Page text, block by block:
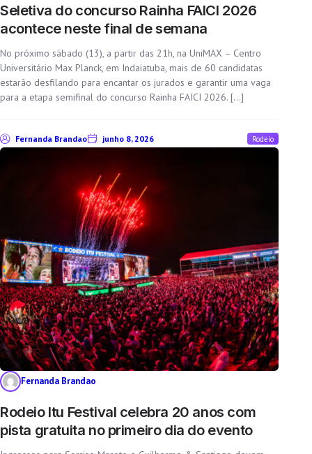
Seletiva do concurso Rainha FAICI 2026
acontece neste final de semana
No próximo sábado (13), a partir das 21h, na UniMAX – Centro
Universitário Max Planck, em Indaiatuba, mais de 60 candidatas
estarão desfilando para encantar os jurados e garantir uma vaga
para a etapa semifinal do concurso Rainha FAICI 2026. […]
Fernanda Brandao junho 8, 2026 Rodeio
Fernanda Brandao
Rodeio Itu Festival celebra 20 anos com
pista gratuita no primeiro dia do evento